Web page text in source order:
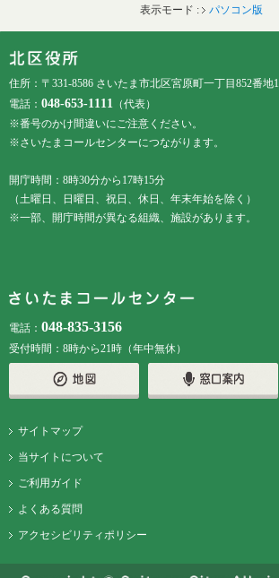
表示モード : パソコン版
住所：〒331-8586 さいたま市北区宮原町一丁目852番地1
電話： 048-653-1111 （代表）
※番号のかけ間違いにご注意ください。
※さいたまコールセンターにつながります。
開庁時間：8時30分から17時15分
（土曜日、日曜日、祝日、休日、年末年始を除く）
※一部、開庁時間が異なる組織、施設があります。
電話： 048-835-3156
受付時間：8時から21時（年中無休）
サイトマップ
当サイトについて
ご利用ガイド
よくある質問
アクセシビリティポリシー